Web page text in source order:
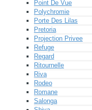
Point De Vue
Polychromie
Porte Des Lilas
Pretoria
Projection Privee
Refuge
Regard
Ritournelle
Riva
Rodeo
Romane
Salonga